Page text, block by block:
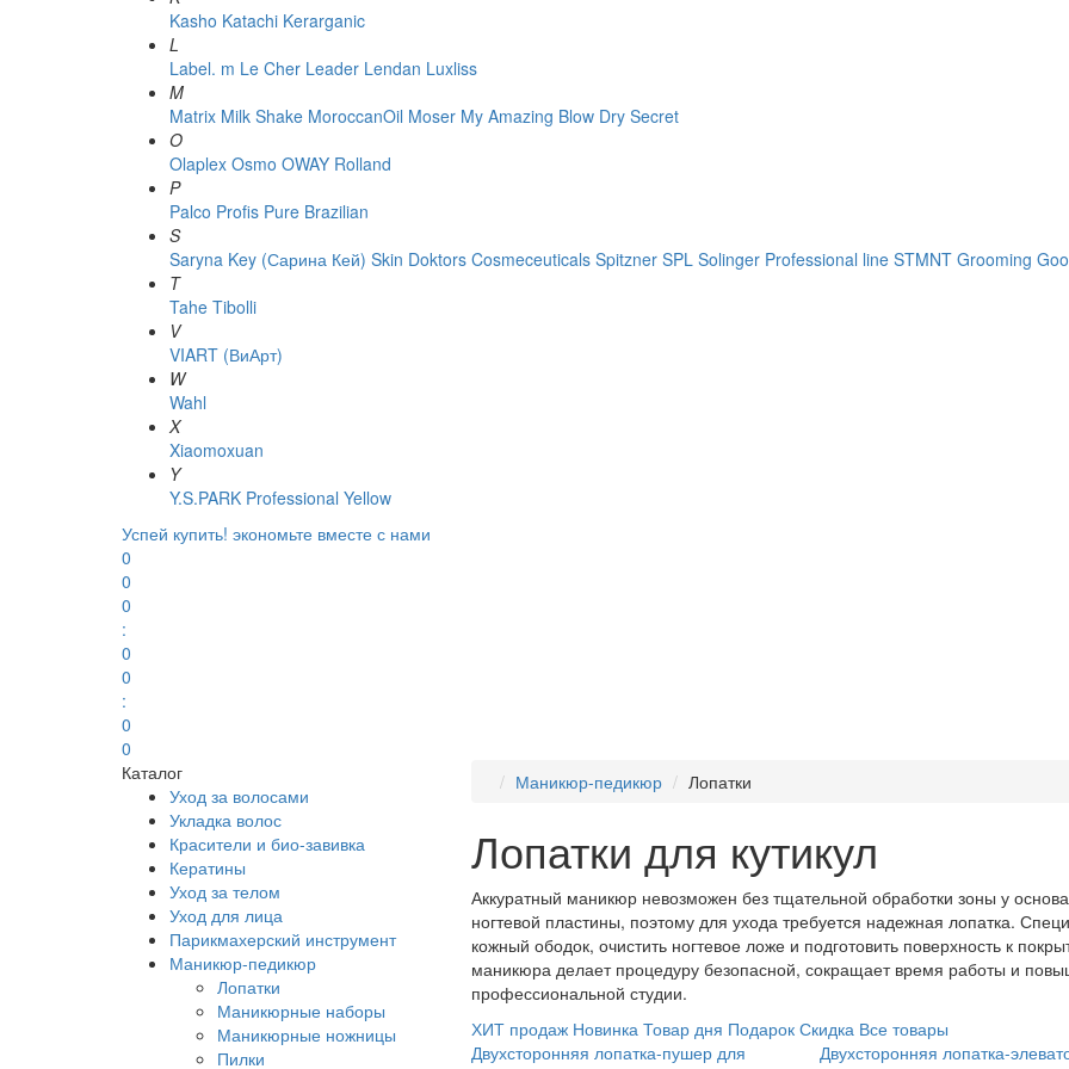
Kasho Katachi Kerarganic
L
Label. m Le Cher Leader Lendan Luxliss
M
Matrix Milk Shake MoroccanOil Moser My Amazing Blow Dry Secret
O
Olaplex Osmo OWAY Rolland
P
Palco Profis Pure Brazilian
S
Saryna Key (Сарина Кей) Skin Doktors Cosmeceuticals Spitzner SPL Solinger Professional line STMNT Grooming
T
Tahe Tibolli
V
VIART (ВиАрт)
W
Wahl
X
Xiaomoxuan
Y
Y.S.PARK Professional Yellow
Успей купить! экономьте вместе с нами
0
0
0
:
0
0
:
0
0
Маникюр-педикюр
Лопатки
Лопатки для кутикул
Аккуратный маникюр невозможен без тщательной обработки зоны у
ногтевой пластины, поэтому для ухода требуется надежная лопатка.
кожный ободок, очистить ногтевое ложе и подготовить поверхность к
маникюра делает процедуру безопасной, сокращает время работы и
профессиональной студии.
ХИТ продаж Новинка Товар дня Подарок Скидка Все товары
Двухсторонняя лопатка-пушер для
Двухсторонняя лопатка-
Каталог
Уход за волосами
Укладка волос
Красители и био-завивка
Кератины
Уход за телом
Уход для лица
Парикмахерский инструмент
Маникюр-педикюр
Лопатки
Маникюрные наборы
Маникюрные ножницы
Пилки